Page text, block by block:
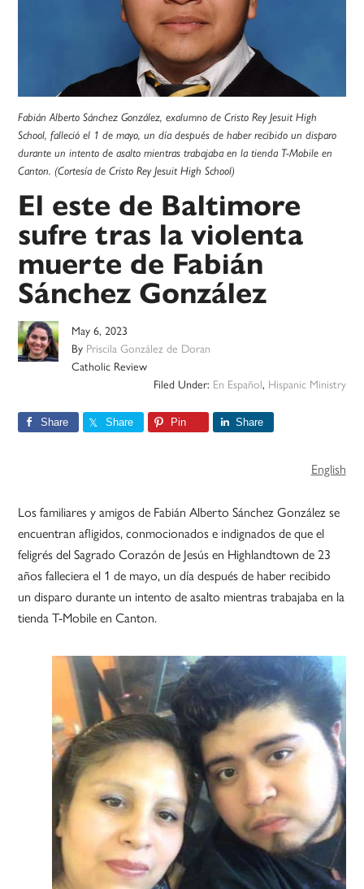
Fabián Alberto Sánchez González, exalumno de Cristo Rey Jesuit High
School, falleció el 1 de mayo, un día después de haber recibido un disparo
durante un intento de asalto mientras trabajaba en la tienda T-Mobile en
Canton. (Cortesía de Cristo Rey Jesuit High School)
El este de Baltimore
sufre tras la violenta
muerte de Fabián
Sánchez González
May 6, 2023
By Priscila González de Doran
Catholic Review
Filed Under: En Español, Hispanic Ministry
Share Share Pin Share
English
Los familiares y amigos de Fabián Alberto Sánchez González se
encuentran afligidos, conmocionados e indignados de que el
feligrés del Sagrado Corazón de Jesús en Highlandtown de 23
años falleciera el 1 de mayo, un día después de haber recibido
un disparo durante un intento de asalto mientras trabajaba en la
tienda T-Mobile en Canton.